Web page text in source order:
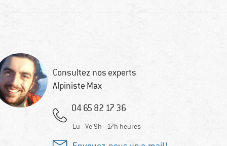
Consultez nos experts
Alpiniste Max
04 65 82 17 36
Lu - Ve 9h - 17h heures